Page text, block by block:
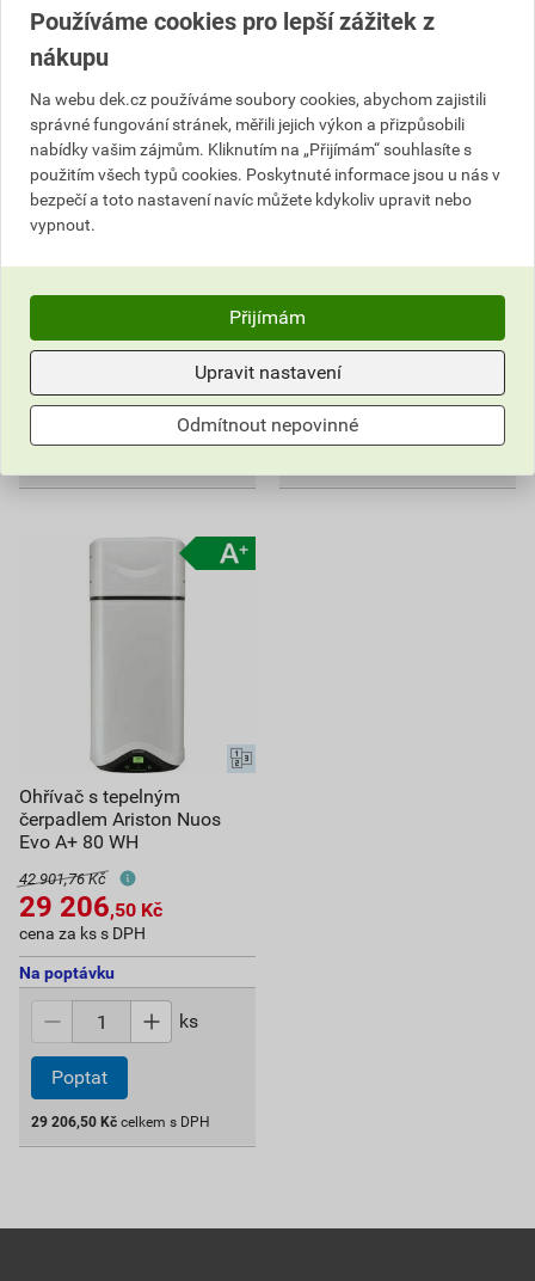
Ohřívač s tepelným
čerpadlem Ariston LYDOS
HYBRID Wi-Fi 80
27 571,06 Kč
ks
Ohřívač s tepelným
čerpadlem Ariston Nuos
Evo A+ 110 WH
Na poptávku
Poptat
Ohřívač s tepelným
čerpadlem Ariston Nuos
Evo A+ 80 WH
42 901,76 Kč
29 206,50 Kč
cena za ks s DPH
Na poptávku
ks
Poptat
29 206,50 Kč celkem s DPH
Používáme cookies pro lepší zážitek z
nákupu
Na webu dek.cz používáme soubory cookies, abychom zajistili
správné fungování stránek, měřili jejich výkon a přizpůsobili
nabídky vašim zájmům. Kliknutím na „Přijímám“ souhlasíte s
použitím všech typů cookies. Poskytnuté informace jsou u nás v
bezpečí a toto nastavení navíc můžete kdykoliv upravit nebo
vypnout.
Přijímám
Upravit nastavení
Odmítnout nepovinné